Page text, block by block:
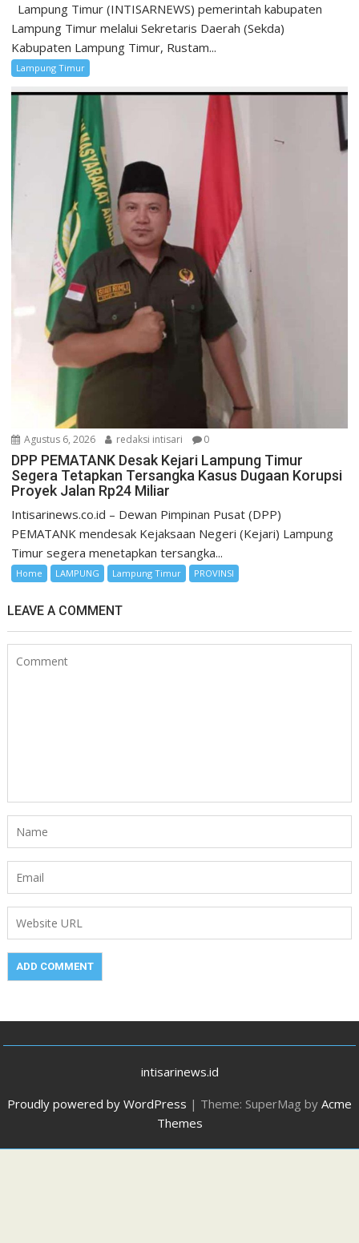
Lampung Timur (INTISARNEWS) pemerintah kabupaten
Lampung Timur melalui ‎Sekretaris Daerah (Sekda)
Kabupaten Lampung Timur, Rustam...
Lampung Timur
Agustus 6, 2026 redaksi intisari 0
DPP PEMATANK Desak Kejari Lampung Timur
Segera Tetapkan Tersangka Kasus Dugaan Korupsi
Proyek Jalan Rp24 Miliar
Intisarinews.co.id – Dewan Pimpinan Pusat (DPP)
PEMATANK mendesak Kejaksaan Negeri (Kejari) Lampung
Timur segera menetapkan tersangka...
Home LAMPUNG Lampung Timur PROVINSI
LEAVE A COMMENT
intisarinews.id
Proudly powered by WordPress | Theme: SuperMag by Acme
Themes